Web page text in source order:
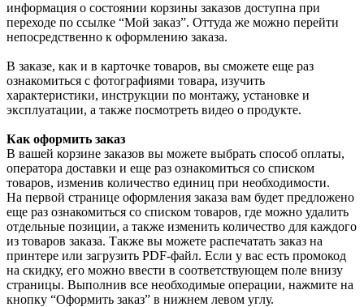
информация о состоянии корзины заказов доступна при
переходе по ссылке “Мой заказ”. Оттуда же можно перейти
непосредственно к оформлению заказа.
В заказе, как и в карточке товаров, вы сможете еще раз
ознакомиться с фотографиями товара, изучить
характеристики, инструкции по монтажу, установке и
эксплуатации, а также посмотреть видео о продукте.
Как оформить заказ
В вашей корзине заказов вы можете выбрать способ оплаты,
оператора доставки и еще раз ознакомиться со списком
товаров, изменив количество единиц при необходимости.
На первой странице оформления заказа вам будет предложено
еще раз ознакомиться со списком товаров, где можно удалить
отдельные позиции, а также изменить количество для каждого
из товаров заказа. Также вы можете распечатать заказ на
принтере или загрузить PDF-файл. Если у вас есть промокод
на скидку, его можно ввести в соответствующем поле внизу
страницы. Выполнив все необходимые операции, нажмите на
кнопку “Оформить заказ” в нижнем левом углу.